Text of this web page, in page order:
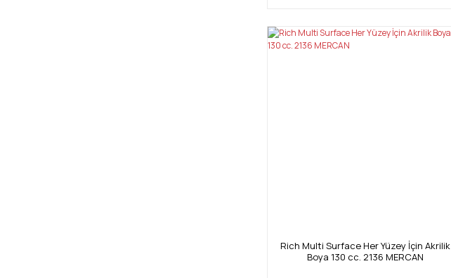
Rich Multi Surface Her Yüzey İçin Akrilik
Boya 130 cc. 2136 MERCAN